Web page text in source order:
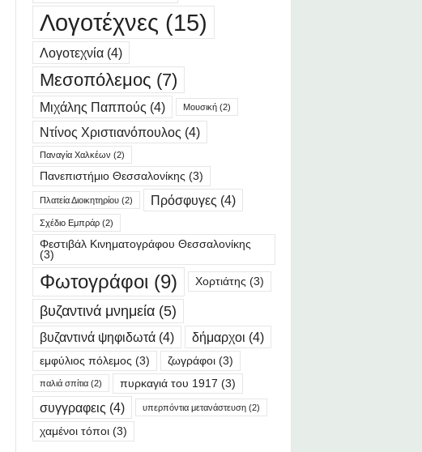
Λογοτέχνες (15)
Λογοτεχνία(4)
Μεσοπόλεμος (7)
Μιχάλης Παππούς (4) Μουσική(2)
Ντίνος Χριστιανόπουλος (4)
Παναγία Χαλκέων (2)
Πανεπιστήμιο Θεσσαλονίκης (3)
Πλατεία Διοικητηρίου(2) Πρόσφυγες (4)
Σχέδιο Εμπράρ(2)
Φεστιβάλ Κινηματογράφου Θεσσαλονίκης
(3)
Φωτογράφοι (9) Χορτιάτης (3)
βυζαντινά μνημεία(5)
βυζαντινά ψηφιδωτά(4) δήμαρχοι (4)
εμφύλιος πόλεμος (3) ζωγράφοι(3)
παλιά σπίτια(2) πυρκαγιά του 1917 (3)
συγγραφεις (4) υπερπόντια μετανάστευση(2)
χαμένοι τόποι(3)